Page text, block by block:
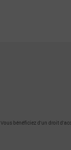
Vous bénéficiez d'un droit